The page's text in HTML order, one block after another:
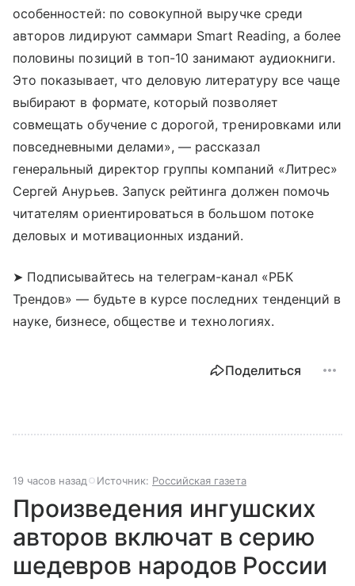
особенностей: по совокупной выручке среди
авторов лидируют саммари Smart Reading, а более
половины позиций в топ-10 занимают аудиокниги.
Это показывает, что деловую литературу все чаще
выбирают в формате, который позволяет
совмещать обучение с дорогой, тренировками или
повседневными делами», — рассказал
генеральный директор группы компаний «Литрес»
Сергей Анурьев. Запуск рейтинга должен помочь
читателям ориентироваться в большом потоке
деловых и мотивационных изданий.
➤ Подписывайтесь на телеграм-канал «РБК
Трендов» — будьте в курсе последних тенденций в
науке, бизнесе, обществе и технологиях.
Поделиться
19 часов назад Источник: Российская газета
Произведения ингушских
авторов включат в серию
шедевров народов России